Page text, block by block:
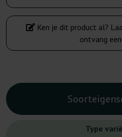
Ken je dit product al?
ontvang
Type